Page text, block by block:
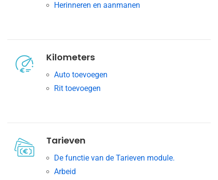
Herinneren en aanmanen
Kilometers
Auto toevoegen
Rit toevoegen
Tarieven
De functie van de Tarieven module.
Arbeid